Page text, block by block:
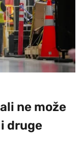
ne može
druge